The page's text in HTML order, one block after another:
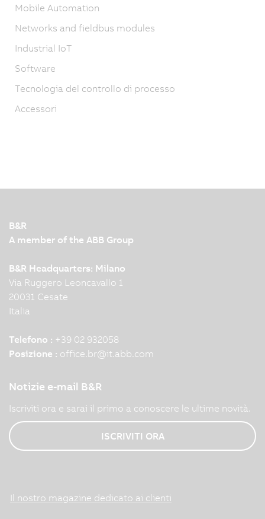
Mobile Automation
Networks and fieldbus modules
Industrial IoT
Software
Tecnologia del controllo di processo
Accessori
B&R
A member of the ABB Group
B&R Headquarters: Milano
Via Ruggero Leoncavallo 1
20031 Cesate
Italia
Telefono : +39 02 932058
Posizione : office.br@it.abb.com
Notizie e-mail B&R
Iscriviti ora e sarai il primo a conoscere le ultime novità.
ISCRIVITI ORA
Il nostro magazine dedicato ai clienti